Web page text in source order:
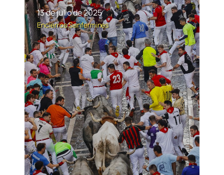
13 de julio de 2025
Encierros Sanfermines